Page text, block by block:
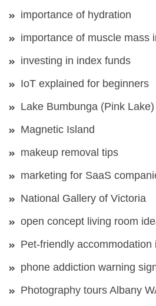
importance of hydration
importance of muscle mass
investing in index funds
IoT explained for beginners
Lake Bumbunga (Pink Lake)
Magnetic Island
makeup removal tips
marketing for SaaS
National Gallery of Victoria
open concept living room
Pet-friendly accommodation
phone addiction warning
Photography tours Albany